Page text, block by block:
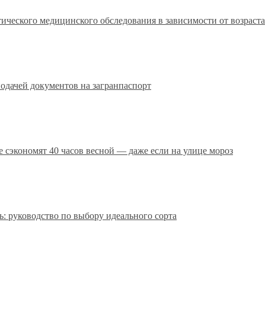
медицинского обследования в зависимости от возраста
документов на загранпаспорт
сэкономят 40 часов весной — даже если на улице мороз
по выбору идеального сорта